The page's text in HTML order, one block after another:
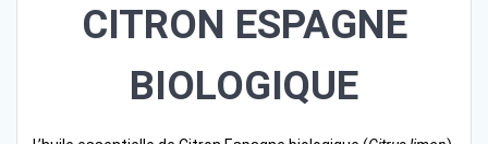
CITRON ESPAGNE
BIOLOGIQUE